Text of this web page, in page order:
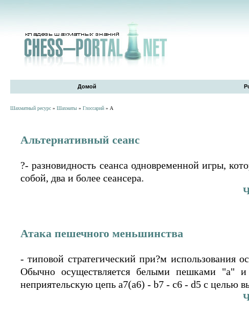
Домой
Шахматный ресурс » Шахматы » Глоссарий » А
Альтернативный сеанс
?- разновидность сеанса одновременной игры,
собой, два и более сеансера.
Атака пешечного меньшинства
- типовой стратегический при?м использования
Обычно осуществляется белыми пешками "a"
неприятельскую цепь a7(a6) - b7 - c6 - d5 c целью